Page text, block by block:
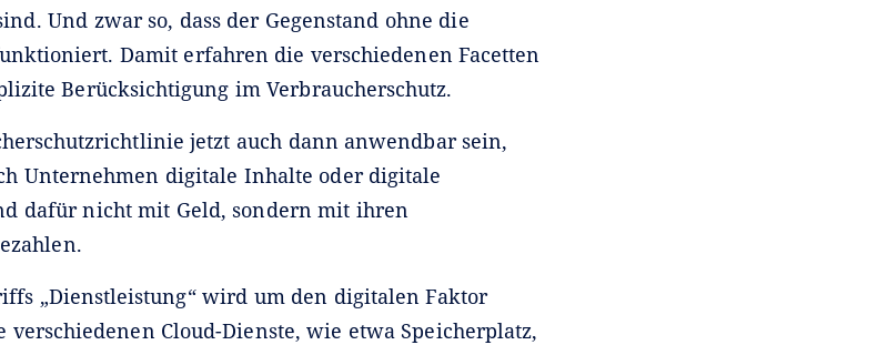
Und zwar so, dass der Gegenstand ohne die
Damit erfahren die verschiedenen Facetten
Berücksichtigung im Verbraucherschutz.
jetzt auch dann anwendbar sein,
Unternehmen digitale Inhalte oder digitale
dafür nicht mit Geld, sondern mit ihren
„Dienstleistung“ wird um den digitalen Faktor
Cloud-Dienste, wie etwa Speicherplatz,